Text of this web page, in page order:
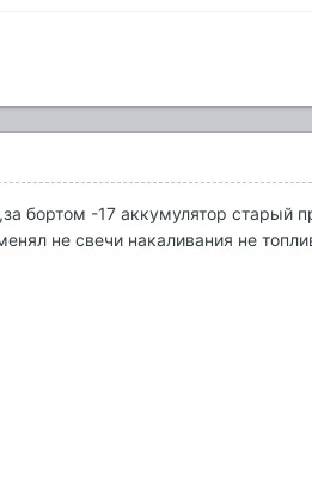
бортом -17 аккумулятор старый
не свечи накаливания не